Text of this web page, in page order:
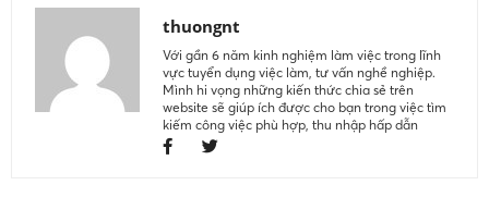
thuongnt
Với gần 6 năm kinh nghiệm làm việc trong lĩnh
vực tuyển dụng việc làm, tư vấn nghề nghiệp.
Mình hi vọng những kiến thức chia sẻ trên
website sẽ giúp ích được cho bạn trong việc tìm
kiếm công việc phù hợp, thu nhập hấp dẫn